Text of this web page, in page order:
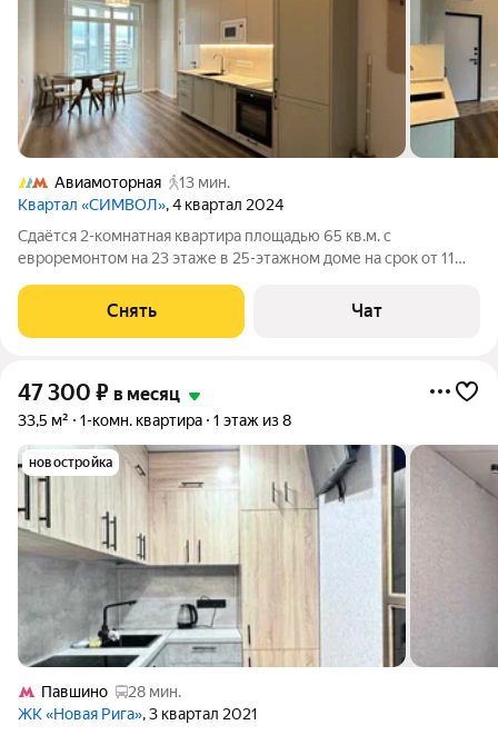
Авиамоторная
13 мин.
Квартал «СИМВОЛ», 4 квартал 2024
Сдаётся 2-комнатная квартира площадью 65 кв.м. с
евроремонтом на 23 этаже в 25-этажном доме на срок от 11
Холодильник Посудомоечная машина Кондиционер Бойлер
Микроволновка Дом -
Снять Чат
47 300 ₽ в месяц
33,5 м² 1-комн. квартира 1 этаж из 8
новостройка
Павшино
28 мин.
ЖК «Новая Рига», 3 квартал 2021